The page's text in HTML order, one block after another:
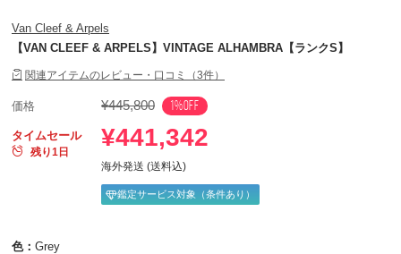
Van Cleef & Arpels
【VAN CLEEF & ARPELS】VINTAGE ALHAMBRA【ランクS】
関連アイテムのレビュー・口コミ（3件）
価格 ¥445,800 1%OFF
タイムセール
残り1日
¥441,342
海外発送 (送料込)
鑑定サービス対象（条件あり）
色： Grey